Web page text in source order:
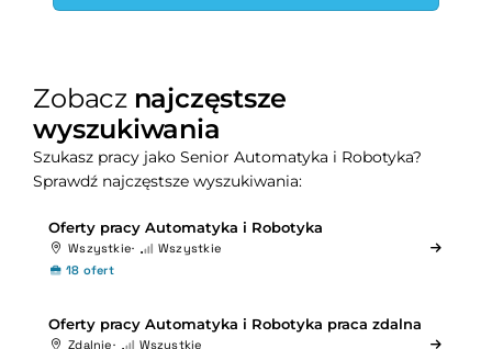
Zobacz najczęstsze
wyszukiwania
Szukasz pracy jako Senior Automatyka i Robotyka?
Sprawdź najczęstsze wyszukiwania:
Oferty pracy Automatyka i Robotyka
Wszystkie
Wszystkie
18 ofert
Oferty pracy Automatyka i Robotyka praca zdalna
Zdalnie
Wszystkie